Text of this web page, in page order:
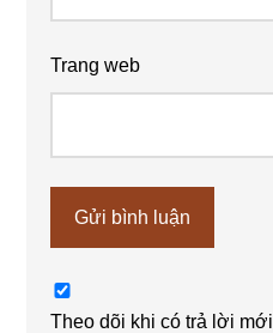
Trang web
Theo dõi khi có trả lời mới